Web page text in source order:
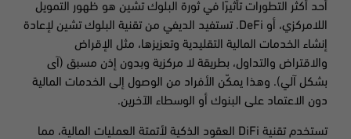
أحد أكثر التطورات تأثيرًا في ثورة البلوك تشين هو ظهور التمويل
اللامركزي، أو DeFi. تستفيد الديفي من تقنية البلوك تشين لإعادة
إنشاء الخدمات المالية التقليدية وتعزيزها، مثل الإقراض
والاقتراض والتداول، بطريقة لا مركزية وبدون إذن مسبق (آى
بشكل آلي). وهذا يمكّن الأفراد من الوصول إلى الخدمات المالية
دون الاعتماد على البنوك أو الوسطاء الآخرين.
تستخدم تقنية DiFi العقود الذكية لأتمتة العمليات المالية، مما